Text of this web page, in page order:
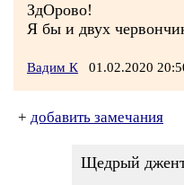
ЗдОрово!
Я бы и двух
Вадим К 01.02.2020
+ добавить замечания
Щедрый